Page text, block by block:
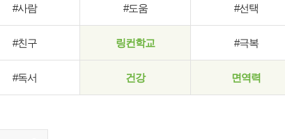
#사람 #도움 #선택
#친구 링컨학교 #극복
#독서 건강 면역력